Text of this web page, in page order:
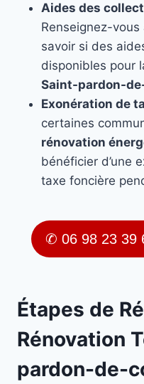
Aides des
Renseignez-
savoir si des
disponibles pour
Saint-pardon-
Exonération de
certaines
rénovation
bénéficier d’une
taxe foncière
✆ 06 98 23 39
Étapes de
Rénovation
pardon-de-